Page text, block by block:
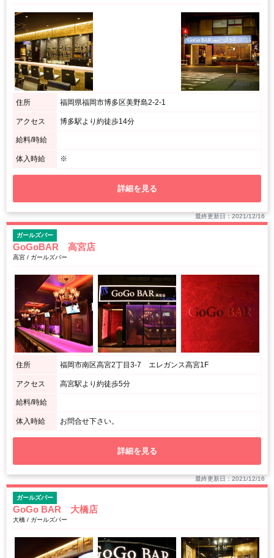
住所 福岡県福岡市博多区美野島2-2-1
アクセス 博多駅より約徒歩14分
給料/時給
体入時給 ※
詳細を見る
最終更新日：2021/12/16
ガールズバー
GoGoBAR 高宮店
高宮 / ガールズバー
住所 福岡市南区高宮2丁目3-7 エレガンス高宮1F
アクセス 高宮駅より約徒歩5分
給料/時給
体入時給 お問合せ下さい。
詳細を見る
最終更新日：2021/12/16
ガールズバー
GoGo BAR 大橋店
大橋 / ガールズバー